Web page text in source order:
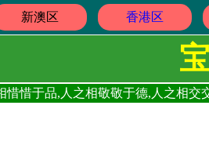
新澳区 香港区
惜惜于品,人之相敬敬于德,人之相